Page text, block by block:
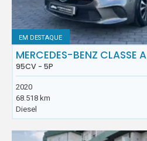
EM DESTAQUE
MERCEDES-BENZ CLASSE A
95CV - 5P
2020
68.518 km
Diesel